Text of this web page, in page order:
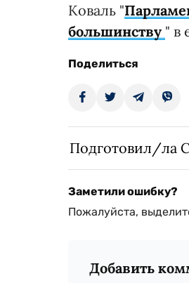
Коваль "
большинству " в
Поделиться
Подготовил/ла
Заметили ошибку?
Пожалуйста,
Добавить